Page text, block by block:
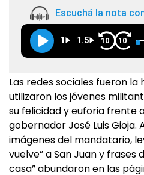
Escuchá la nota
1 1.5 10 10
Las redes sociales fueron
utilizaron los jóvenes
su felicidad y euforia frente
gobernador José Luis
imágenes del mandatario,
vuelve” a San Juan y frases
casa” abundaron en las